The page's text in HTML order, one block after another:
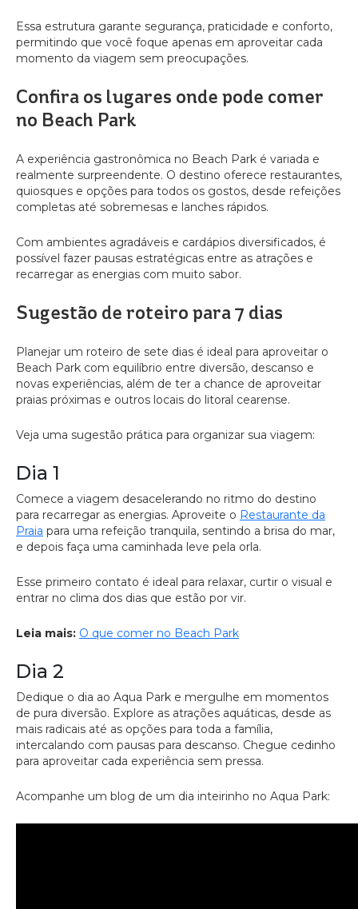
Essa estrutura garante segurança, praticidade e conforto,
permitindo que você foque apenas em aproveitar cada
momento da viagem sem preocupações.
Confira os lugares onde pode comer
no Beach Park
A experiência gastronômica no Beach Park é variada e
realmente surpreendente. O destino oferece restaurantes,
quiosques e opções para todos os gostos, desde refeições
completas até sobremesas e lanches rápidos.
Com ambientes agradáveis e cardápios diversificados, é
possível fazer pausas estratégicas entre as atrações e
recarregar as energias com muito sabor.
Sugestão de roteiro para 7 dias
Planejar um roteiro de sete dias é ideal para aproveitar o
Beach Park com equilíbrio entre diversão, descanso e
novas experiências, além de ter a chance de aproveitar
praias próximas e outros locais do litoral cearense.
Veja uma sugestão prática para organizar sua viagem:
Dia 1
Comece a viagem desacelerando no ritmo do destino
para recarregar as energias. Aproveite o Restaurante da
Praia para uma refeição tranquila, sentindo a brisa do mar,
e depois faça uma caminhada leve pela orla.
Esse primeiro contato é ideal para relaxar, curtir o visual e
entrar no clima dos dias que estão por vir.
Leia mais: O que comer no Beach Park
Dia 2
Dedique o dia ao Aqua Park e mergulhe em momentos
de pura diversão. Explore as atrações aquáticas, desde as
mais radicais até as opções para toda a família,
intercalando com pausas para descanso. Chegue cedinho
para aproveitar cada experiência sem pressa.
Acompanhe um blog de um dia inteirinho no Aqua Park: